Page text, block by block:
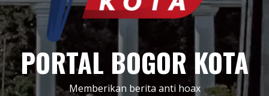
PORTAL BOGOR KOTA
Memberikan berita anti hoax